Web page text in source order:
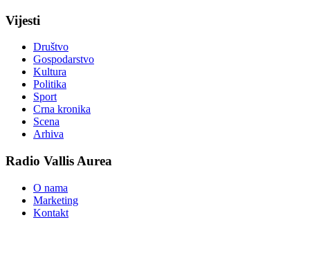
Vijesti
Društvo
Gospodarstvo
Kultura
Politika
Sport
Crna kronika
Scena
Arhiva
Radio Vallis Aurea
O nama
Marketing
Kontakt